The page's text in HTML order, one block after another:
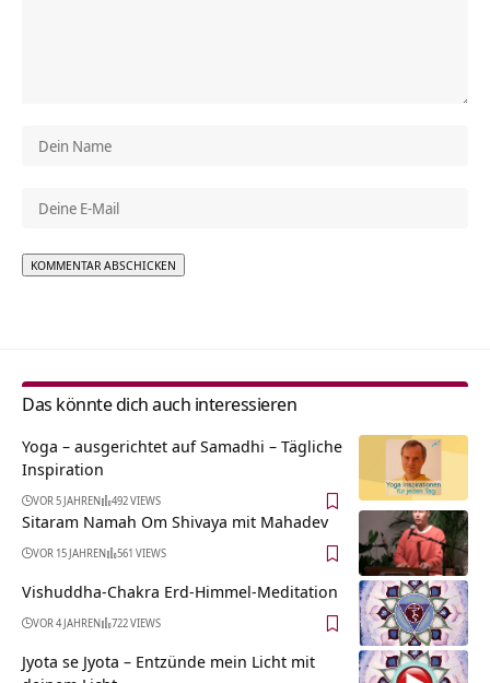
Das könnte dich auch interessieren
Yoga – ausgerichtet auf Samadhi – Tägliche
Inspiration
VOR 5 JAHREN 492 VIEWS
Sitaram Namah Om Shivaya mit Mahadev
VOR 15 JAHREN 561 VIEWS
Vishuddha-Chakra Erd-Himmel-Meditation
VOR 4 JAHREN 722 VIEWS
Jyota se Jyota – Entzünde mein Licht mit